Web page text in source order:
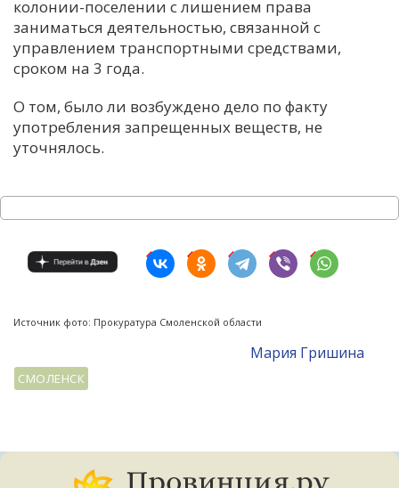
колонии-поселении с лишением права
заниматься деятельностью, связанной с
управлением транспортными средствами,
сроком на 3 года.
О том, было ли возбуждено дело по факту
употребления запрещенных веществ, не
уточнялось.
Источник фото: Прокуратура Смоленской области
Мария Гришина
СМОЛЕНСК